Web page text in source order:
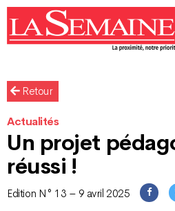
Retour
Actualités
Un projet
réussi !
Edition N° 13 – 9 avril 2025